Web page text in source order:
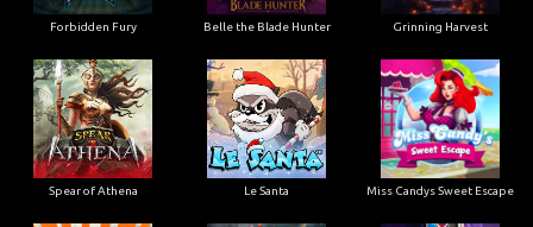
Forbidden Fury Belle the Blade Hunter Grinning Harvest
Spear of Athena Le Santa Miss Candys Sweet Escape